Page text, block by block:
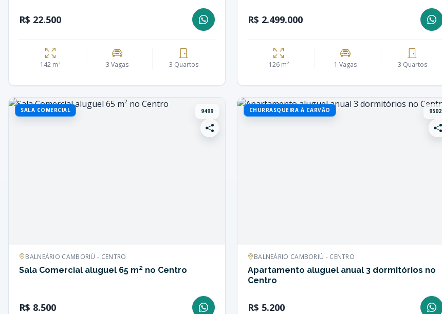
R$ 22.500
142 m² 3 Vagas 3 Quartos
R$ 2.499.000
126 m² 1 Vagas 3 Quartos
SALA COMERCIAL 9499
BALNEÁRIO CAMBORIÚ - CENTRO
Sala Comercial aluguel 65 m² no Centro
R$ 8.500
CHURRASQUEIRA À CARVÃO 9502
BALNEÁRIO CAMBORIÚ - CENTRO
Apartamento aluguel anual 3 dormitórios no
Centro
R$ 5.200